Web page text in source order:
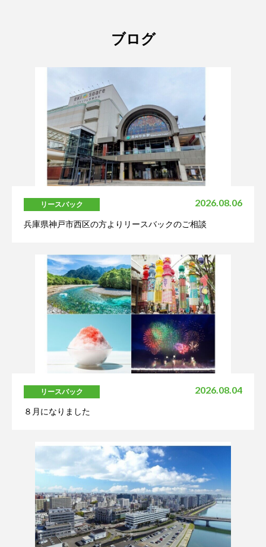
ブログ
リースバック 2026.08.06
兵庫県神戸市西区の方よりリースバックのご相談
リースバック 2026.08.04
８月になりました